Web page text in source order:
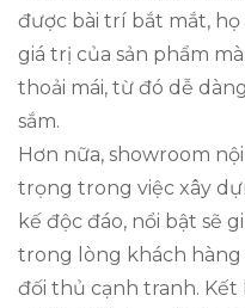
được bài trí bắt mắt,
giá trị của sản phẩm
thoải mái, từ đó dễ
sắm.
Hơn nữa, showroom
trọng trong việc xây
kế độc đáo, nổi bật sẽ
trong lòng khách hàng
đối thủ cạnh tranh.